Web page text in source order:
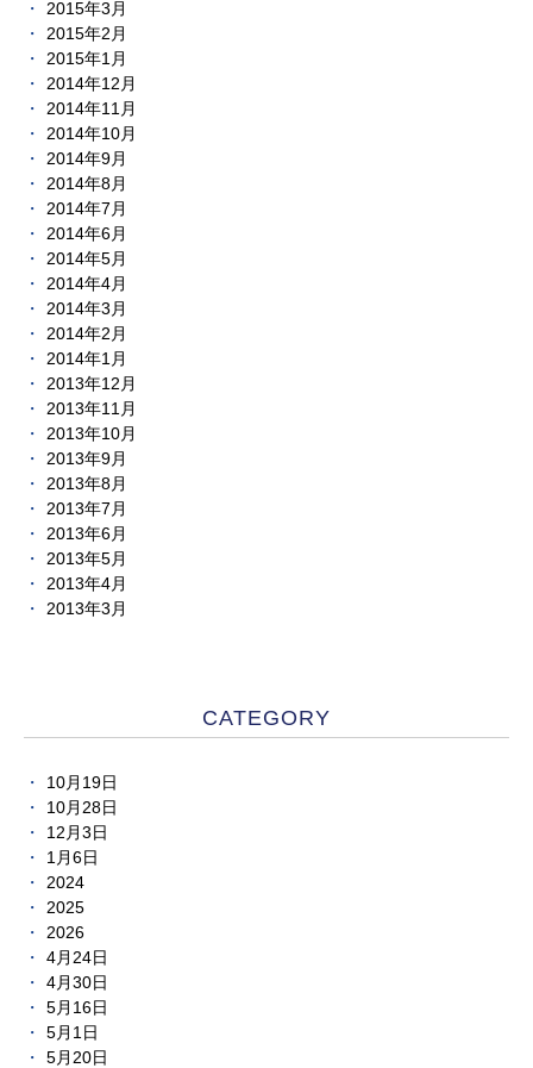
2015年3月
2015年2月
2015年1月
2014年12月
2014年11月
2014年10月
2014年9月
2014年8月
2014年7月
2014年6月
2014年5月
2014年4月
2014年3月
2014年2月
2014年1月
2013年12月
2013年11月
2013年10月
2013年9月
2013年8月
2013年7月
2013年6月
2013年5月
2013年4月
2013年3月
CATEGORY
10月19日
10月28日
12月3日
1月6日
2024
2025
2026
4月24日
4月30日
5月16日
5月1日
5月20日